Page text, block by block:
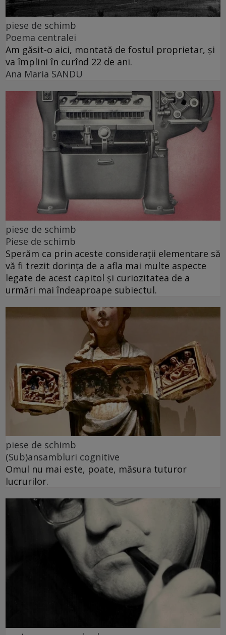
piese de schimb
Poema centralei
Am găsit-o aici, montată de fostul proprietar, și
va împlini în curînd 22 de ani.
Ana Maria SANDU
piese de schimb
Piese de schimb
Sperăm ca prin aceste considerații elementare să
vă fi trezit dorința de a afla mai multe aspecte
legate de acest capitol și curiozitatea de a
urmări mai îndeaproape subiectul.
piese de schimb
(Sub)ansambluri cognitive
Omul nu mai este, poate, măsura tuturor
lucrurilor.